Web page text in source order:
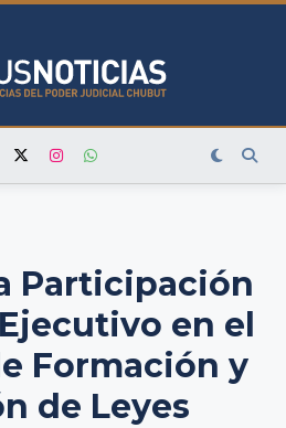
Participación
en el
Formación y
de Leyes